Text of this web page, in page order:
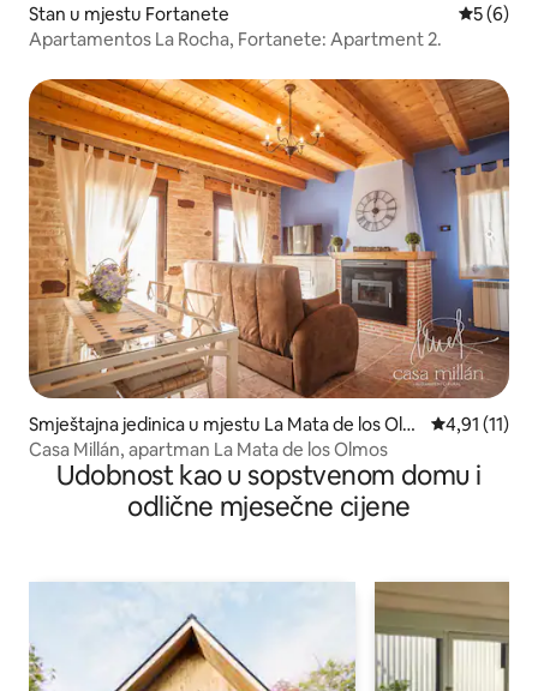
Stan u mjestu Fortanete
5 (6)
Apartamentos La Rocha, Fortanete: Apartment 2.
Smještajna jedinica u mjestu La Mata de los Olm
os
prosječna
4,91 (11)
Casa Millán, apartman La Mata de los Olmos
Udobnost kao u sopstvenom domu i
odlične mjesečne cijene